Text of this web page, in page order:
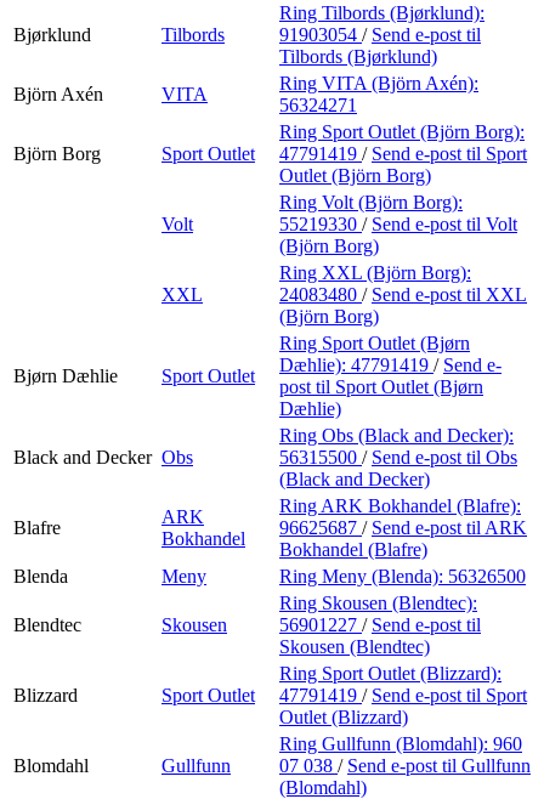
Bjørklund Tilbords
Ring Tilbords (Bjørklund):
91903054 / Send e-post til
Tilbords (Bjørklund)
Björn Axén
VITA
Ring VITA (Björn Axén):
56324271
Björn Borg Sport Outlet
Ring Sport Outlet (Björn Borg):
47791419 / Send e-post til Sport
Outlet (Björn Borg)
Volt
Ring Volt (Björn Borg):
55219330 / Send e-post til Volt
(Björn Borg)
XXL
Ring XXL (Björn Borg):
24083480 / Send e-post til XXL
(Björn Borg)
Bjørn Dæhlie Sport Outlet
Ring Sport Outlet (Bjørn
Dæhlie): 47791419 / Send e-
post til Sport Outlet (Bjørn
Dæhlie)
Black and Decker Obs
Ring Obs (Black and Decker):
56315500 / Send e-post til Obs
(Black and Decker)
Blafre
ARK
Bokhandel
Ring ARK Bokhandel (Blafre):
96625687 / Send e-post til ARK
Bokhandel (Blafre)
Blenda
Meny Ring Meny (Blenda): 56326500
Blendtec Skousen
Ring Skousen (Blendtec):
56901227 / Send e-post til
Skousen (Blendtec)
Blizzard Sport Outlet
Ring Sport Outlet (Blizzard):
47791419 / Send e-post til Sport
Outlet (Blizzard)
Blomdahl Gullfunn
Ring Gullfunn (Blomdahl): 960
07 038 / Send e-post til Gullfunn
(Blomdahl)